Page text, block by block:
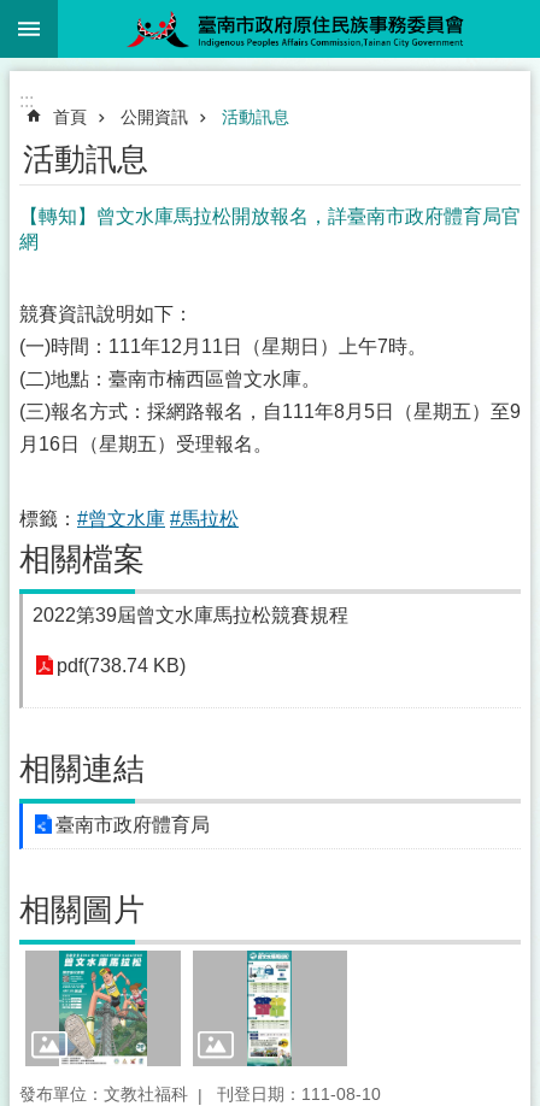
跳到主要內容區塊
:::
首頁 公開資訊 活動訊息
活動訊息
【轉知】曾文水庫馬拉松開放報名，詳臺南市政府體育局官
網
競賽資訊說明如下：
(一)時間：111年12月11日（星期日）上午7時。
(二)地點：臺南市楠西區曾文水庫。
(三)報名方式：採網路報名，自111年8月5日（星期五）至9
月16日（星期五）受理報名。
標籤： #曾文水庫 #馬拉松
相關檔案
2022第39屆曾文水庫馬拉松競賽規程
pdf(738.74 KB)
相關連結
臺南市政府體育局
相關圖片
發布單位：文教社福科
刊登日期：111-08-10